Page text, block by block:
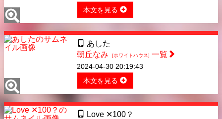
本文を見る
あした
朝丘なみ
[ホワイトハウス] 一覧
2024-04-30 20:19:43
本文を見る
Love ✕100？